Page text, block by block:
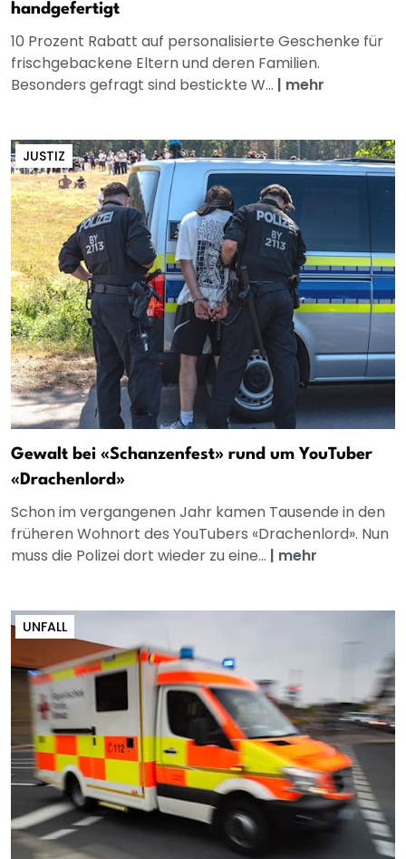
handgefertigt
10 Prozent Rabatt auf personalisierte Geschenke für
frischgebackene Eltern und deren Familien.
Besonders gefragt sind bestickte W... | mehr
JUSTIZ
Gewalt bei «Schanzenfest» rund um YouTuber
«Drachenlord»
Schon im vergangenen Jahr kamen Tausende in den
früheren Wohnort des YouTubers «Drachenlord». Nun
muss die Polizei dort wieder zu eine... | mehr
UNFALL